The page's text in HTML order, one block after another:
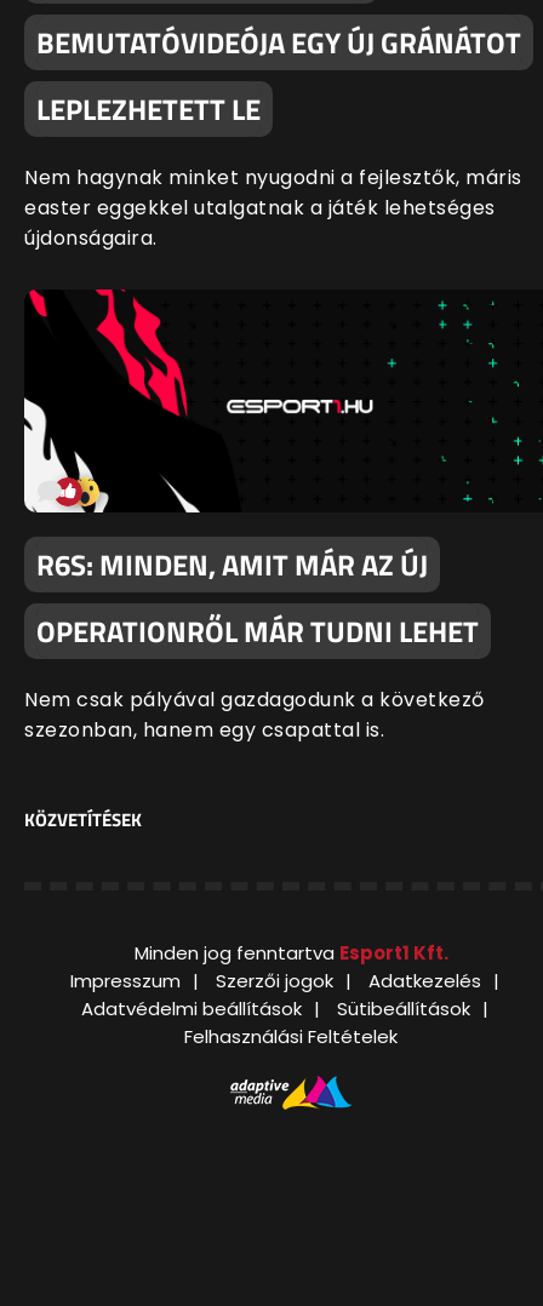
BEMUTATÓVIDEÓJA EGY ÚJ GRÁNÁTOT
LEPLEZHETETT LE
Nem hagynak minket nyugodni a fejlesztők, máris
easter eggekkel utalgatnak a játék lehetséges
újdonságaira.
R6S: MINDEN, AMIT MÁR AZ ÚJ
OPERATIONRŐL MÁR TUDNI LEHET
Nem csak pályával gazdagodunk a következő
szezonban, hanem egy csapattal is.
KÖZVETÍTÉSEK
Minden jog fenntartva Esport1 Kft.
Impresszum
Szerzői jogok
Adatkezelés
Adatvédelmi beállítások
Sütibeállítások
Felhasználási Feltételek